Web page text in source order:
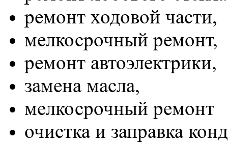
ремонт ходовой части,
мелкосрочный ремонт,
ремонт автоэлектрики,
замена масла,
мелкосрочный ремонт
очистка и заправка